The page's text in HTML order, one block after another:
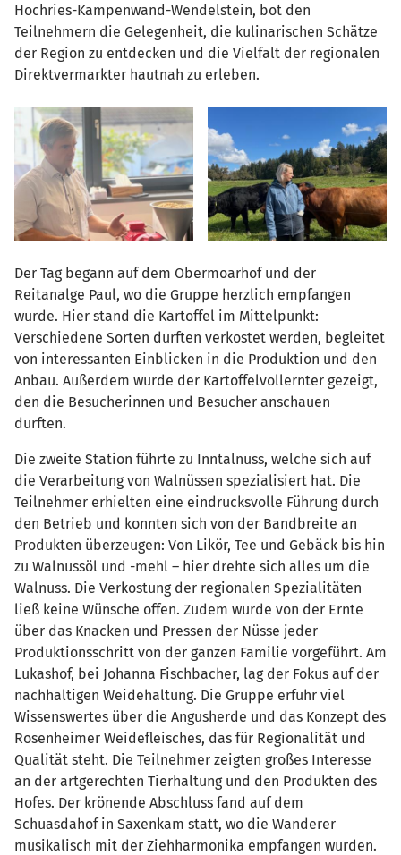
Hochries-Kampenwand-Wendelstein, bot den
Teilnehmern die Gelegenheit, die kulinarischen Schätze
der Region zu entdecken und die Vielfalt der regionalen
Direktvermarkter hautnah zu erleben.
Der Tag begann auf dem Obermoarhof und der
Reitanalge Paul, wo die Gruppe herzlich empfangen
wurde. Hier stand die Kartoffel im Mittelpunkt:
Verschiedene Sorten durften verkostet werden, begleitet
von interessanten Einblicken in die Produktion und den
Anbau. Außerdem wurde der Kartoffelvollernter gezeigt,
den die Besucherinnen und Besucher anschauen
durften.
Die zweite Station führte zu Inntalnuss, welche sich auf
die Verarbeitung von Walnüssen spezialisiert hat. Die
Teilnehmer erhielten eine eindrucksvolle Führung durch
den Betrieb und konnten sich von der Bandbreite an
Produkten überzeugen: Von Likör, Tee und Gebäck bis hin
zu Walnussöl und -mehl – hier drehte sich alles um die
Walnuss. Die Verkostung der regionalen Spezialitäten
ließ keine Wünsche offen. Zudem wurde von der Ernte
über das Knacken und Pressen der Nüsse jeder
Produktionsschritt von der ganzen Familie vorgeführt. Am
Lukashof, bei Johanna Fischbacher, lag der Fokus auf der
nachhaltigen Weidehaltung. Die Gruppe erfuhr viel
Wissenswertes über die Angusherde und das Konzept des
Rosenheimer Weidefleisches, das für Regionalität und
Qualität steht. Die Teilnehmer zeigten großes Interesse
an der artgerechten Tierhaltung und den Produkten des
Hofes. Der krönende Abschluss fand auf dem
Schuasdahof in Saxenkam statt, wo die Wanderer
musikalisch mit der Ziehharmonika empfangen wurden.